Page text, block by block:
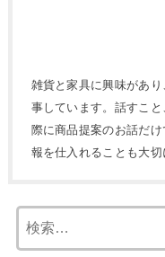
雑貨と家具に興味があ
事しています。話すこ
際に商品提案のお話だ
報を仕入れることも大切